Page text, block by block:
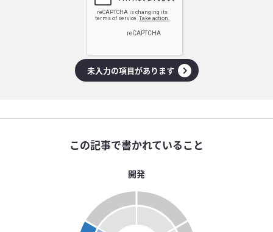
未入力の項目があります
この記事で書かれていること
開発